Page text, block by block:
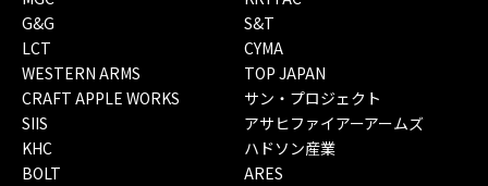
G&G
S&T
LCT
CYMA
WESTERN ARMS
TOP JAPAN
CRAFT APPLE WORKS
サン・プロジェクト
SIIS
アサヒファイアーアームズ
KHC
ハドソン産業
BOLT
ARES